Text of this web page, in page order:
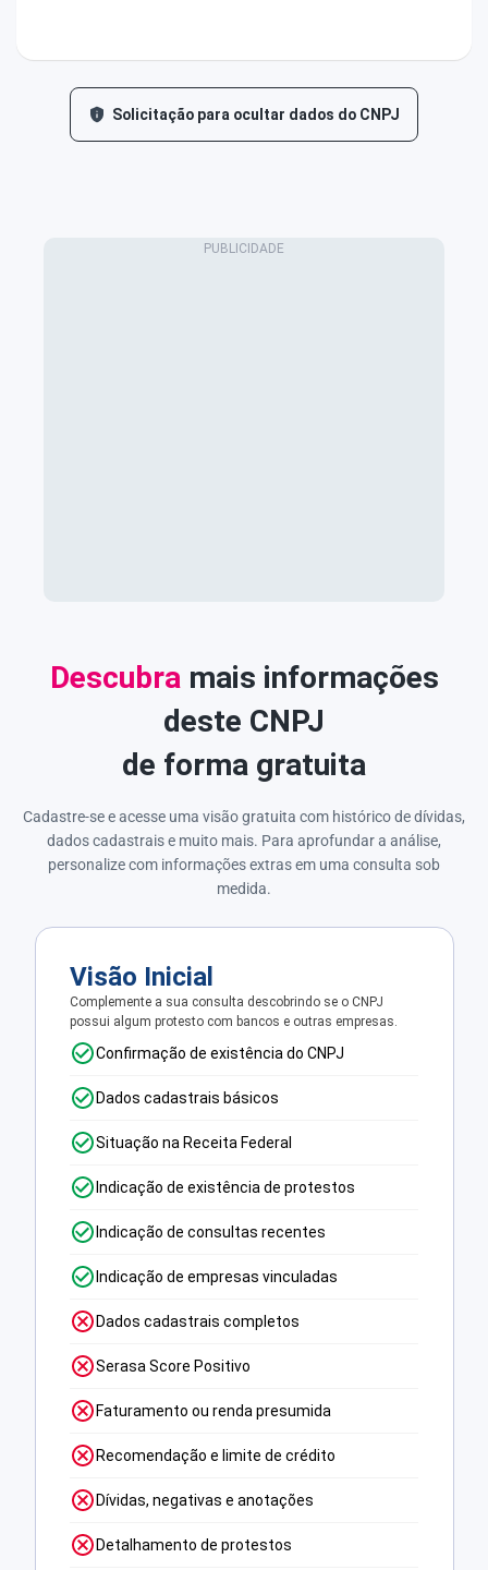
Solicitação para ocultar dados do CNPJ
Descubra mais informações
deste CNPJ
de forma gratuita
Cadastre-se e acesse uma visão gratuita com histórico de dívidas,
dados cadastrais e muito mais. Para aprofundar a análise,
personalize com informações extras em uma consulta sob
medida.
Visão Inicial
Complemente a sua consulta descobrindo se o CNPJ
possui algum protesto com bancos e outras empresas.
Confirmação de existência do CNPJ
Dados cadastrais básicos
Situação na Receita Federal
Indicação de existência de protestos
Indicação de consultas recentes
Indicação de empresas vinculadas
Dados cadastrais completos
Serasa Score Positivo
Faturamento ou renda presumida
Recomendação e limite de crédito
Dívidas, negativas e anotações
Detalhamento de protestos